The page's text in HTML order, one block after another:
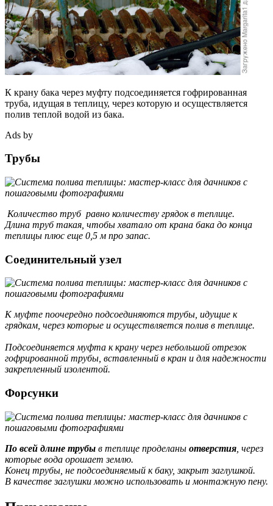
К крану бака через муфту подсоединяется гофрированная
труба, идущая в теплицу, через которую и осуществляется
полив теплой водой из бака.
Ads by
Трубы
Количество труб равно количеству грядок в теплице.
Длина труб такая, чтобы хватало от крана бака до конца
теплицы плюс еще 0,5 м про запас.
Соединительный узел
К муфте поочередно подсоединяются трубы, идущие к
грядкам, через которые и осуществляется полив в теплице.
Подсоединяется муфта к крану через небольшой отрезок
гофрированной трубы, вставленный в кран и для надежности
закрепленный изолентой.
Форсунки
По всей длине трубы в теплице проделаны отверстия , через
которые вода орошает землю.
Конец трубы, не подсоединяемый к баку, закрыт заглушкой.
В качестве заглушки можно использовать и монтажную пену.